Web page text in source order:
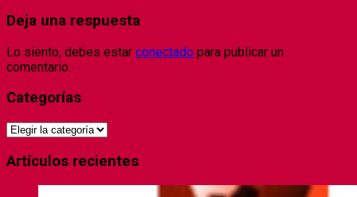
Deja una respuesta
Lo siento, debes estar conectado para publicar un
comentario.
Categorías
Categorías
Artículos recientes